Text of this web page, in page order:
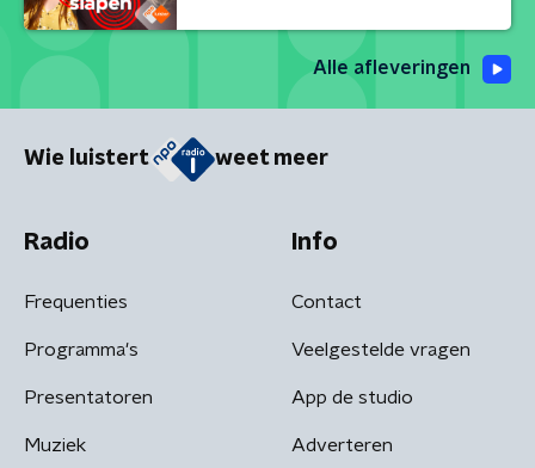
Alle afleveringen
Wie luistert weet meer
Radio
Frequenties
Programma's
Presentatoren
Muziek
Info
Contact
Veelgestelde vragen
App de studio
Adverteren